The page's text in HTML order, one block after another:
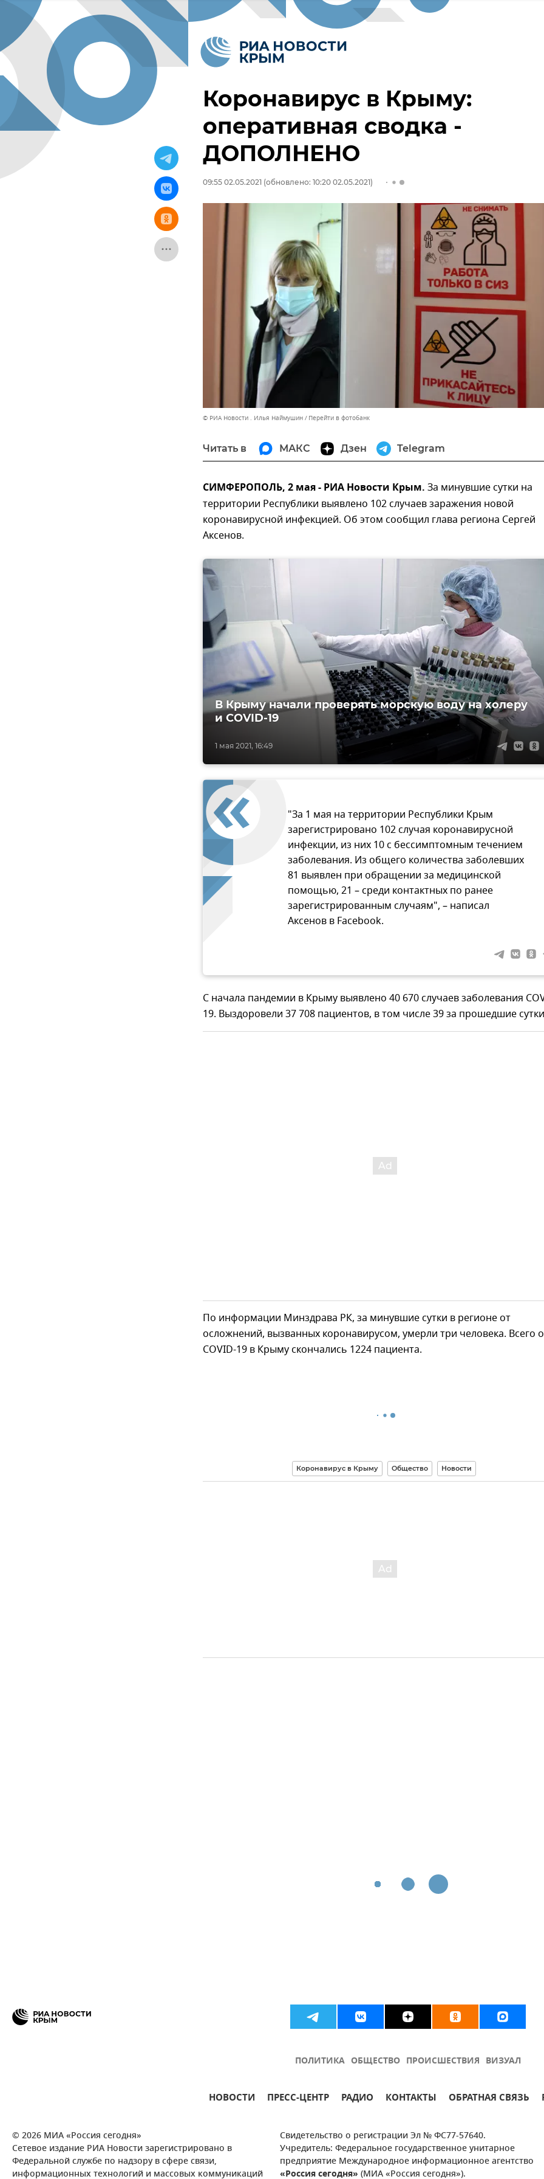
Коронавирус в Крыму:
оперативная сводка -
ДОПОЛНЕНО
09:55 02.05.2021 (обновлено: 10:20 02.05.2021)
© РИА Новости . Илья Наймушин Перейти в фотобанк
Читать в МАКС Дзен Telegram
СИМФЕРОПОЛЬ, 2 мая - РИА Новости Крым. За минувшие сутки на
территории Республики выявлено 102 случаев заражения новой
коронавирусной инфекцией. Об этом сообщил глава региона Сергей
Аксенов.
1 мая 2021, 16:49
В Крыму начали проверять морскую воду на холеру
и COVID-19
"За 1 мая на территории Республики Крым
зарегистрировано 102 случая коронавирусной
инфекции, из них 10 с бессимптомным течением
заболевания. Из общего количества заболевших
81 выявлен при обращении за медицинской
помощью, 21 – среди контактных по ранее
зарегистрированным случаям", – написал
Аксенов в Facebook.
С начала пандемии в Крыму выявлено 40 670 случаев заболевания
19. Выздоровели 37 708 пациентов, в том числе 39 за прошедшие
По информации Минздрава РК, за минувшие сутки в регионе от
осложнений, вызванных коронавирусом, умерли три человека. Всего
COVID-19 в Крыму скончались 1224 пациента.
Коронавирус в Крыму Общество Новости
ПОЛИТИКА ОБЩЕСТВО ПРОИСШЕСТВИЯ ВИЗУАЛ
НОВОСТИ ПРЕСС-ЦЕНТР РАДИО КОНТАКТЫ ОБРАТНАЯ СВЯЗЬ
© 2026 МИА «Россия сегодня»
Сетевое издание РИА Новости зарегистрировано в
Федеральной службе по надзору в сфере связи,
информационных технологий и массовых коммуникаций
Свидетельство о регистрации Эл № ФС77-57640.
Учредитель: Федеральное государственное унитарное
предприятие Международное информационное агентство
«Россия сегодня» (МИА «Россия сегодня»).